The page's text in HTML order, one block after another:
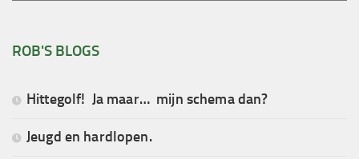
ROB'S BLOGS
Hittegolf! Ja maar… mijn schema dan?
Jeugd en hardlopen.